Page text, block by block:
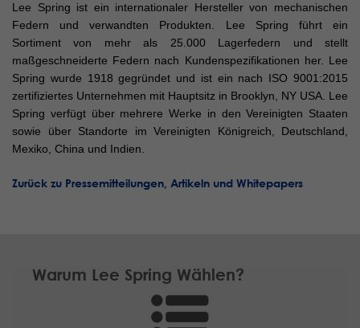
Lee Spring ist ein internationaler Hersteller von mechanischen
Federn und verwandten Produkten. Lee Spring führt ein
Sortiment von mehr als 25.000 Lagerfedern und stellt
maßgeschneiderte Federn nach Kundenspezifikationen her. Lee
Spring wurde 1918 gegründet und ist ein nach ISO 9001:2015
zertifiziertes Unternehmen mit Hauptsitz in Brooklyn, NY USA. Lee
Spring verfügt über mehrere Werke in den Vereinigten Staaten
sowie über Standorte im Vereinigten Königreich, Deutschland,
Mexiko, China und Indien.
Zurück zu Pressemitteilungen, Artikeln und Whitepapers
Warum Lee Spring Wählen?